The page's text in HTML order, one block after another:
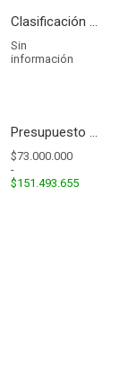
Clasificación por edades
Sin
información
Presupuesto - Ingresos
$73.000.000
-
$151.493.655